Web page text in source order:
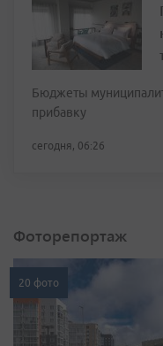
Бюджеты
прибавку
сегодня, 06:26
Фоторепортаж
20 фото